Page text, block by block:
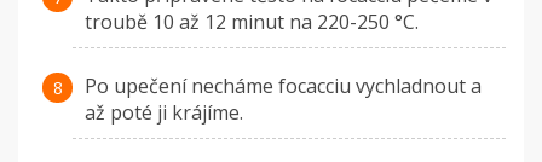
troubě 10 až 12 minut na 220-250 °C.
Po upečení necháme focacciu vychladnout a
až poté ji krájíme.